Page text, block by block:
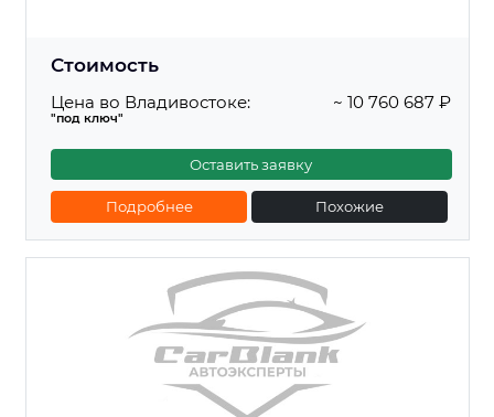
Стоимость
Цена во Владивостоке:
"под ключ"
~ 10 760 687 ₽
Оставить заявку
Подробнее Похожие